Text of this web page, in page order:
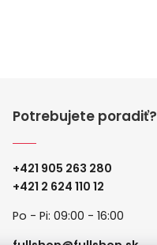
Potrebujete poradiť?
+421 905 263 280
+421 2 624 110 12
Po - Pi: 09:00 - 16:00